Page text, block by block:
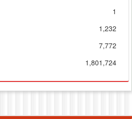
1
1,232
7,772
1,801,724